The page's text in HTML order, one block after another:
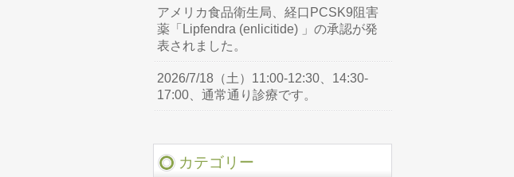
アメリカ食品衛生局、経口PCSK9阻害
薬「Lipfendra (enlicitide) 」の承認が発
表されました。
2026/7/18（土）11:00-12:30、14:30-
17:00、通常通り診療です。
カテゴリー